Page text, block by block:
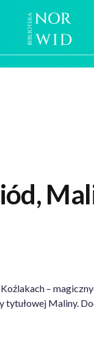
–
Maliny.